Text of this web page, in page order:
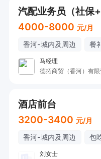
4000-8000 元/月
香河-城内及周边 餐
马经理
德拓商贸（香河）有限
酒店前台
3200-3400 元/月
香河-城内及周边 包
刘女士